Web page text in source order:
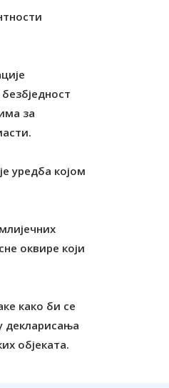
за
уредба којом
оквире који
како би се
декларисања
објеката.